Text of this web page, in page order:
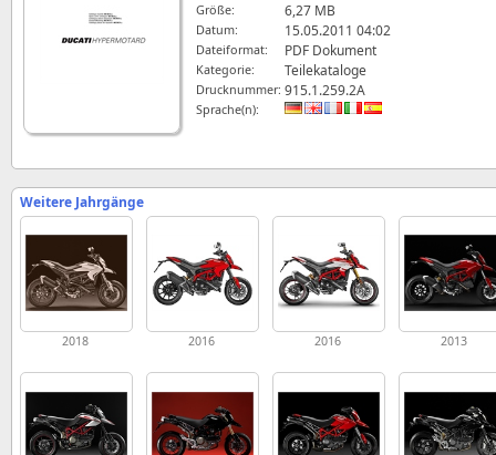
Größe: 6,27 MB
Datum: 15.05.2011 04:02
Dateiformat: PDF Dokument
Kategorie: Teilekataloge
Drucknummer: 915.1.259.2A
Sprache(n):
Weitere Jahrgänge
2018 2016 2016 2013